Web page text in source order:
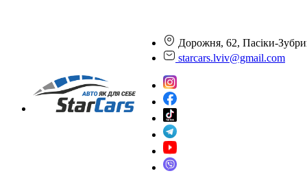
Дорожня, 62, Пасіки-
starcars.lviv@gmail.com